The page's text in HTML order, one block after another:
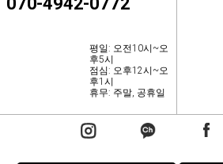
평일: 오전10시~오
후5시
점심: 오후12시~오
후1시
휴무: 주말, 공휴일